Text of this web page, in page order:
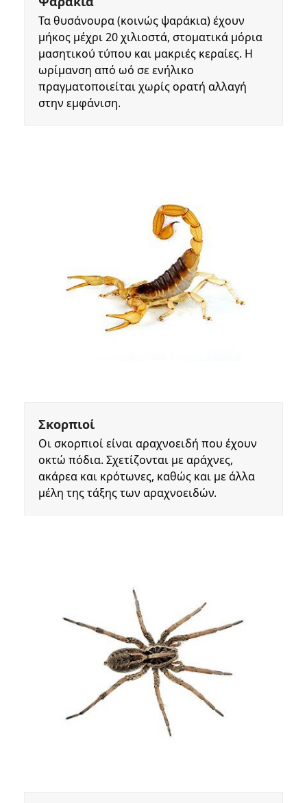
Τα θυσάνουρα (κοινώς ψαράκια) έχουν
μήκος μέχρι 20 χιλιοστά, στοματικά μόρια
μασητικού τύπου και μακριές κεραίες. Η
ωρίμανση από ωό σε ενήλικο
πραγματοποιείται χωρίς ορατή αλλαγή
στην εμφάνιση.
Σκορπιοί
Οι σκορπιοί είναι αραχνοειδή που έχουν
οκτώ πόδια. Σχετίζονται με αράχνες,
ακάρεα και κρότωνες, καθώς και με άλλα
μέλη της τάξης των αραχνοειδών.